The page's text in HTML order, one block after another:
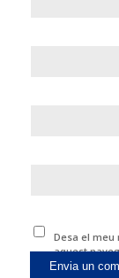
Desa el meu
aquest
comenti.